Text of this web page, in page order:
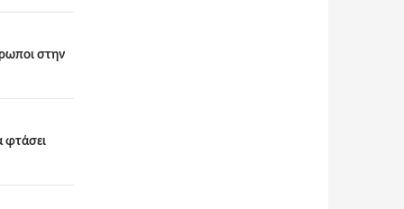
στην
φτάσει